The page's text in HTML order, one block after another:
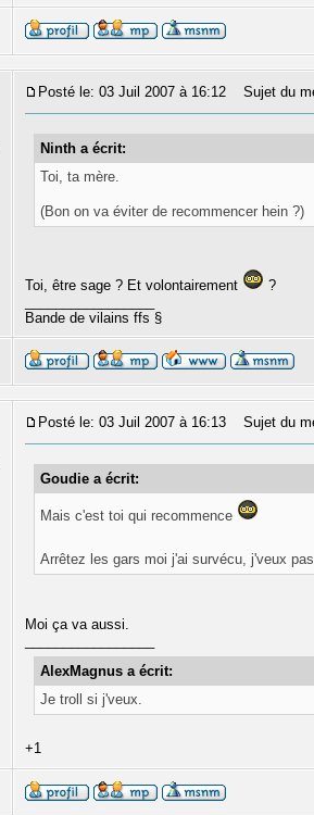
Posté le: 03 Juil 2007 à 16:12 Sujet du
Ninth a écrit:
Toi, ta mère.
(Bon on va éviter de recommencer hein ?)
Toi, être sage ? Et volontairement
?
Bande de vilains ffs §
Posté le: 03 Juil 2007 à 16:13 Sujet du
Goudie a écrit:
Mais c'est toi qui recommence
Arrêtez les gars moi j'ai survécu, j'veux
Moi ça va aussi.
AlexMagnus a écrit:
Je troll si j'veux.
+1